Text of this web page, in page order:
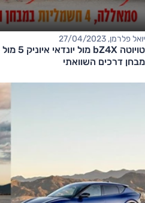
יואל פלרמן, 27/04/2023
מבחן דרכים השוואתי